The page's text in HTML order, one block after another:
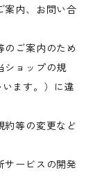
案内、お問い合
のご案内のため
ショップの規
ます。）に違
約等の変更など
サービスの開発